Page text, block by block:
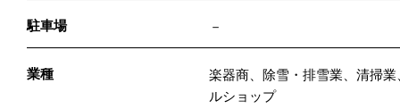
駐車場 －
業種
楽器商、除雪・排雪業、清掃
ルショップ